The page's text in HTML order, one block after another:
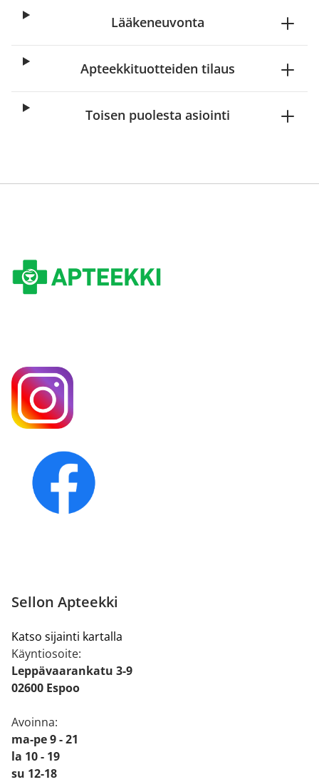
Lääkeneuvonta
Apteekkituotteiden tilaus
Toisen puolesta asiointi
Sellon Apteekki
Katso sijainti kartalla
Käyntiosoite:
Leppävaarankatu 3-9
02600 Espoo
Avoinna:
ma-pe 9 - 21
la 10 - 19
su 12-18